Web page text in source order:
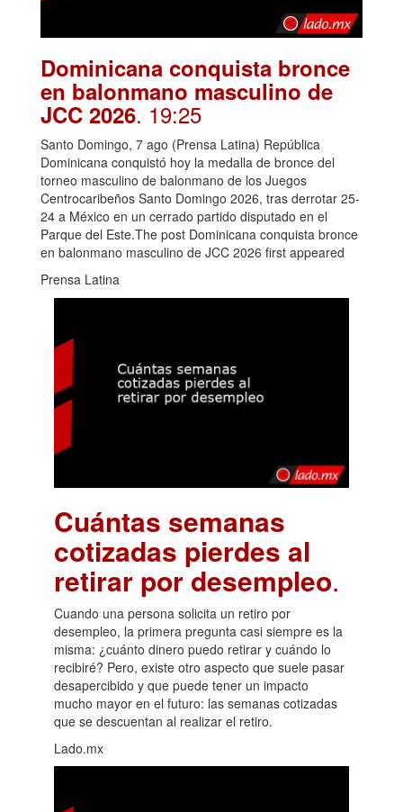
Dominicana conquista bronce
en balonmano masculino de
JCC 2026. 19:25
Santo Domingo, 7 ago (Prensa Latina) República
Dominicana conquistó hoy la medalla de bronce del
torneo masculino de balonmano de los Juegos
Centrocaribeños Santo Domingo 2026, tras derrotar 25-
24 a México en un cerrado partido disputado en el
Parque del Este.The post Dominicana conquista bronce
en balonmano masculino de JCC 2026 first appeared
Prensa Latina
Cuántas semanas
cotizadas pierdes al
retirar por desempleo.
Cuando una persona solicita un retiro por
desempleo, la primera pregunta casi siempre es la
misma: ¿cuánto dinero puedo retirar y cuándo lo
recibiré? Pero, existe otro aspecto que suele pasar
desapercibido y que puede tener un impacto
mucho mayor en el futuro: las semanas cotizadas
que se descuentan al realizar el retiro.
Lado.mx